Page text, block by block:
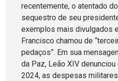
recentemente, o atentado
sequestro de seu
exemplos mais divulgados
Francisco chamou de
pedaços”. Em sua
da Paz, Leão XIV denunciou
2024, as despesas